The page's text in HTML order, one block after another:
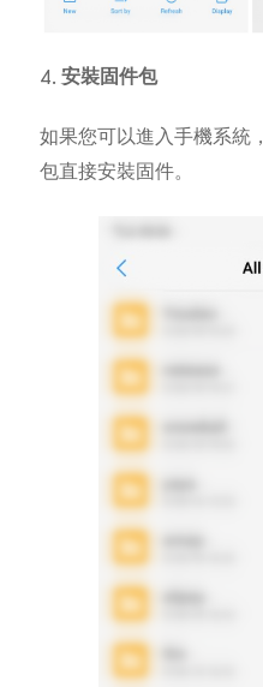
4.安裝固件包
如果您可以進入手機系統
包直接安裝固件。